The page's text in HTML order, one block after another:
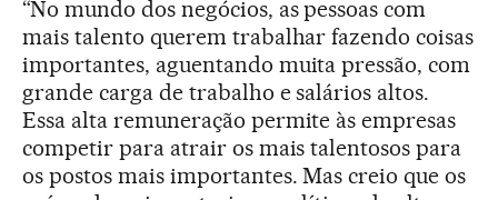
“No mundo dos negócios, as pessoas com
mais talento querem trabalhar fazendo coisas
importantes, aguentando muita pressão, com
grande carga de trabalho e salários altos.
Essa alta remuneração permite às empresas
competir para atrair os mais talentosos para
os postos mais importantes. Mas creio que os